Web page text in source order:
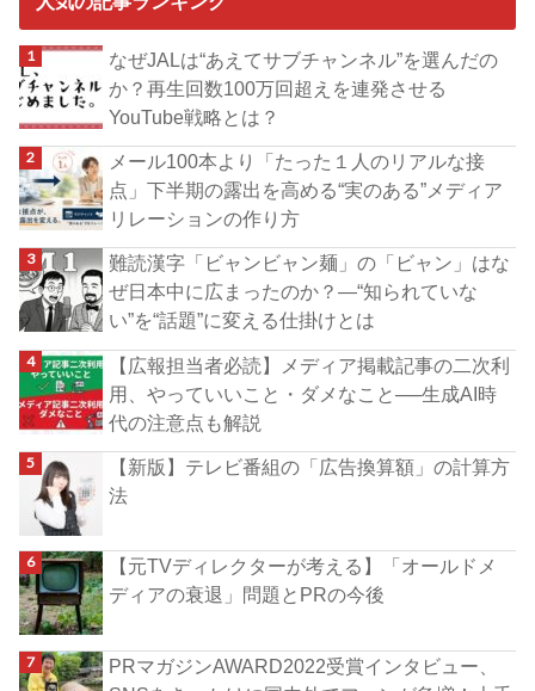
なぜJALは“あえてサブチャンネル”を選んだの
か？再生回数100万回超えを連発させる
YouTube戦略とは？
メール100本より「たった１人のリアルな接
点」下半期の露出を高める“実のある”メディア
リレーションの作り方
難読漢字「ビャンビャン麺」の「ビャン」はな
ぜ日本中に広まったのか？―“知られていな
い”を“話題”に変える仕掛けとは
【広報担当者必読】メディア掲載記事の二次利
用、やっていいこと・ダメなこと──生成AI時
代の注意点も解説
【新版】テレビ番組の「広告換算額」の計算方
法
【元TVディレクターが考える】「オールドメ
ディアの衰退」問題とPRの今後
PRマガジンAWARD2022受賞インタビュー、